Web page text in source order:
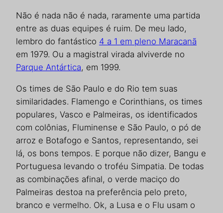
Não é nada não é nada, raramente uma partida
entre as duas equipes é ruim. De meu lado,
lembro do fantástico 4 a 1 em pleno Maracanã
em 1979. Ou a magistral virada alviverde no
Parque Antártica, em 1999.
Os times de São Paulo e do Rio tem suas
similaridades. Flamengo e Corinthians, os times
populares, Vasco e Palmeiras, os identificados
com colônias, Fluminense e São Paulo, o pó de
arroz e Botafogo e Santos, representando, sei
lá, os bons tempos. E porque não dizer, Bangu e
Portuguesa levando o troféu Simpatia. De todas
as combinações afinal, o verde maciço do
Palmeiras destoa na preferência pelo preto,
branco e vermelho. Ok, a Lusa e o Flu usam o